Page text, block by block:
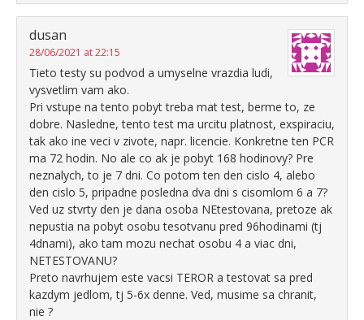
dusan
28/06/2021 at 22:15
Tieto testy su podvod a umyselne vrazdia ludi,
vysvetlim vam ako.
Pri vstupe na tento pobyt treba mat test, berme to, ze
dobre. Nasledne, tento test ma urcitu platnost, exspiraciu,
tak ako ine veci v zivote, napr. licencie. Konkretne ten PCR
ma 72 hodin. No ale co ak je pobyt 168 hodinovy? Pre
neznalych, to je 7 dni. Co potom ten den cislo 4, alebo
den cislo 5, pripadne posledna dva dni s cisomlom 6 a 7?
Ved uz stvrty den je dana osoba NEtestovana, pretoze ak
nepustia na pobyt osobu tesotvanu pred 96hodinami (tj
4dnami), ako tam mozu nechat osobu 4 a viac dni,
NETESTOVANU?
Preto navrhujem este vacsi TEROR a testovat sa pred
kazdym jedlom, tj 5-6x denne. Ved, musime sa chranit,
nie ?